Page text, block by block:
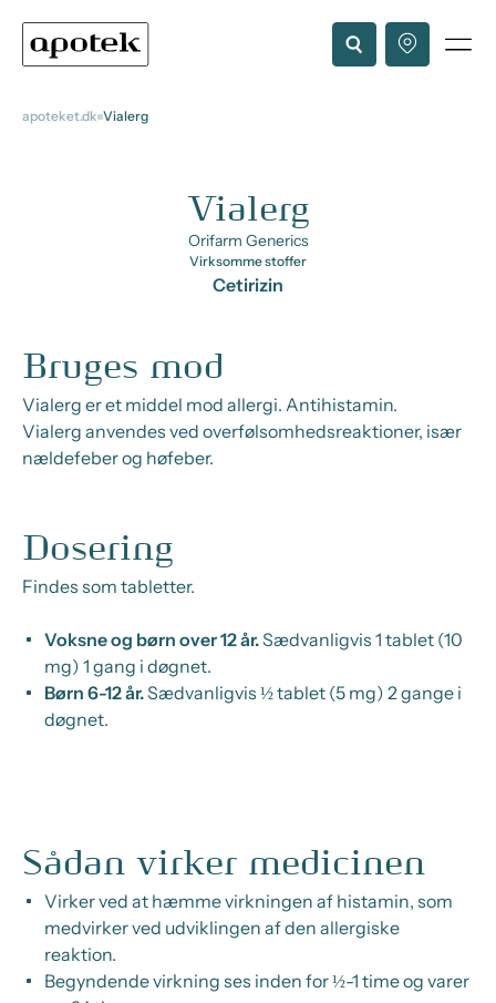
apoteket.dk Vialerg
Vialerg
Orifarm Generics
Virksomme stoffer
Cetirizin
Bruges mod
Vialerg er et middel mod allergi. Antihistamin.
Vialerg anvendes ved overfølsomhedsreaktioner, især
nældefeber og høfeber.
Dosering
Findes som tabletter.
Voksne og børn over 12 år.Sædvanligvis 1 tablet (10
mg) 1 gang i døgnet.
Børn 6-12 år.Sædvanligvis ½ tablet (5 mg) 2 gange i
døgnet.
Sådan virker medicinen
Virker ved at hæmme virkningen af histamin, som
medvirker ved udviklingen af den allergiske
reaktion.
Begyndende virkning ses inden for ½-1 time og varer